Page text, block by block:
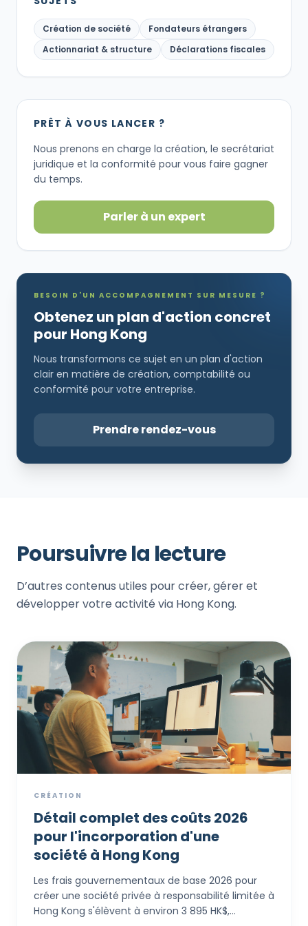
Création de société
Fondateurs étrangers
Actionnariat & structure
Déclarations fiscales
PRÊT À VOUS LANCER ?
Nous prenons en charge la création, le secrétariat
juridique et la conformité pour vous faire gagner
du temps.
Parler à un expert
BESOIN D'UN ACCOMPAGNEMENT SUR MESURE ?
Obtenez un plan d'action concret
pour Hong Kong
Nous transformons ce sujet en un plan d'action
clair en matière de création, comptabilité ou
conformité pour votre entreprise.
Prendre rendez-vous
Poursuivre la lecture
D’autres contenus utiles pour créer, gérer et
développer votre activité via Hong Kong.
CRÉATION
Détail complet des coûts 2026
pour l'incorporation d'une
société à Hong Kong
Les frais gouvernementaux de base 2026 pour
créer une société privée à responsabilité limitée à
Hong Kong s'élèvent à environ 3 895 HK$,